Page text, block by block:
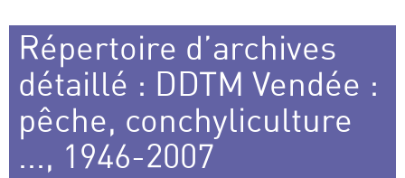
Répertoire d’archives
détaillé : DDTM Vendée :
pêche, conchyliculture
..., 1946-2007